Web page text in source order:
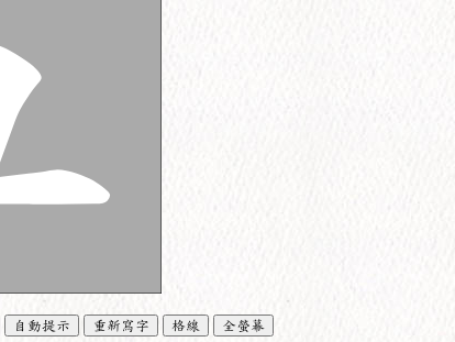
自動提示 重新寫字 格線 全螢幕